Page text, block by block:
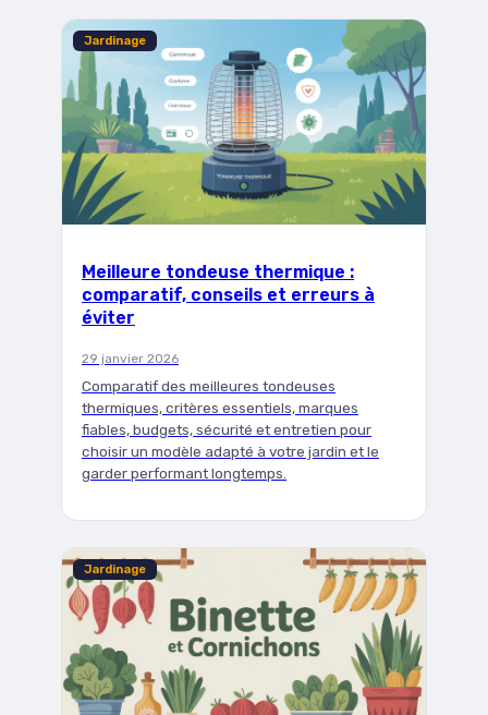
Jardinage
Meilleure tondeuse thermique :
comparatif, conseils et erreurs à
éviter
29 janvier 2026
Comparatif des meilleures tondeuses
thermiques, critères essentiels, marques
fiables, budgets, sécurité et entretien pour
choisir un modèle adapté à votre jardin et le
garder performant longtemps.
Jardinage